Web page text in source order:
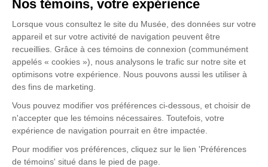
CLIENTÈLE CORPORATIVE
ET PRIVÉE
Location d'espaces
Activités corporatives
professionnels du
tourisme
Gestion des témoinsPolitique de confidentialité